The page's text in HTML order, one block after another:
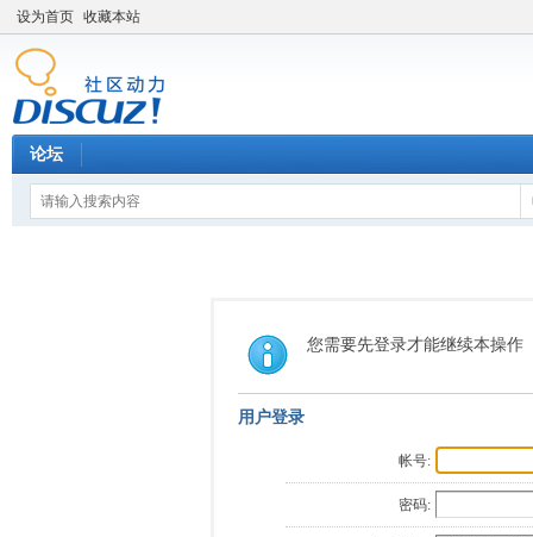
设为首页 收藏本站
论坛
您需要先登录才能继续本操作
用户登录
帐号:
密码: